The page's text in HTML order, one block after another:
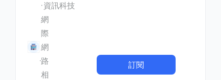
資訊科技
網
際
網
路
相
訂閱